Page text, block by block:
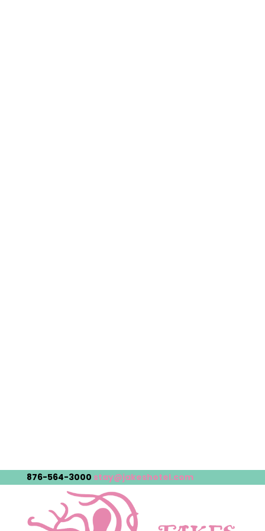
876-564-3000 stay@jakeshotel.com